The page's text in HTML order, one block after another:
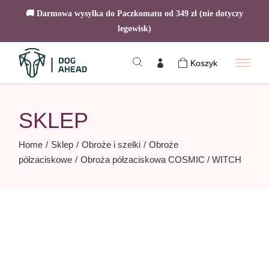
🚚 Darmowa wysyłka do Paczkomatu od 349 zł (nie dotyczy
legowisk)
content
Koszyk
SKLEP
Home Sklep Obroże i szelki
Obroże
półzaciskowe
Obroża półzaciskowa COSMIC / WITCH